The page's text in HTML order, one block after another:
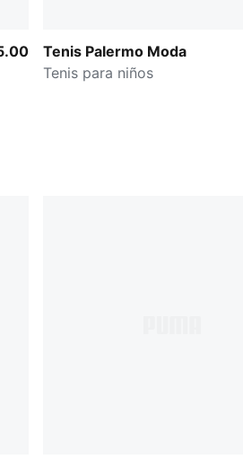
Tenis Palermo Moda
Tenis para niños